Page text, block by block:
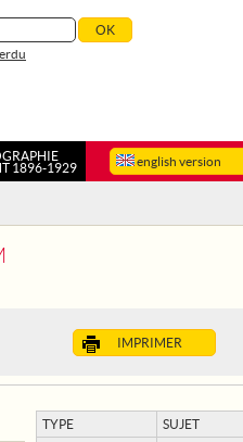
english version
1896-1929
IMPRIMER
TYPE SUJET